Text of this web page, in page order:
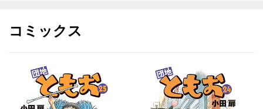
コミックス